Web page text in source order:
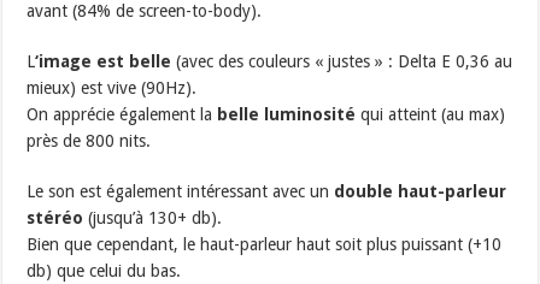
avant (84% de screen-to-body).
L‘image est belle (avec des couleurs « justes » : Delta E 0,36 au
mieux) est vive (90Hz).
On apprécie également la belle luminosité qui atteint (au max)
près de 800 nits.
Le son est également intéressant avec un double haut-parleur
stéréo(jusqu’à 130+ db).
Bien que cependant, le haut-parleur haut soit plus puissant (+10
db) que celui du bas.